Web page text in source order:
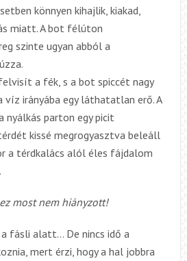
könnyen kihajlik, kiakad,
miatt. A bot félúton
szinte ugyan abból a
a fék, s a bot spiccét nagy
víz irányába egy láthatatlan erő. A
nyálkás parton egy picit
kissé megrogyasztva beleáll
a térdkalács alól éles fájdalom
most nem hiányzott!
fásli alatt… De nincs idő a
mert érzi, hogy a hal jobbra